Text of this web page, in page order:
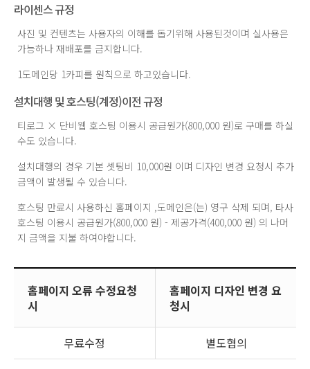
라이센스 규정
사진 및 컨텐츠는 사용자의 이해를 돕기위해 사용된것이며 실사용은
가능하나 재배포를 금지합니다.
1도메인당 1카피를 원칙으로 하고있습니다.
설치대행 및 호스팅(계정)이전 규정
티로그 × 단비웹 호스팅 이용시 공급원가(800,000 원)로 구매를 하실
수도 있습니다.
설치대행의 경우 기본 셋팅비 10,000원 이며 디자인 변경 요청시 추가
금액이 발생될 수 있습니다.
호스팅 만료시 사용하신 홈페이지 ,도메인은(는) 영구 삭제 되며, 타사
호스팅 이용시 공급원가(800,000 원) - 제공가격(400,000 원) 의 나머
지 금액을 지불 하여야합니다.
홈페이지 오류 수정요청
시
홈페이지 디자인 변경 요
청시
무료수정 별도협의